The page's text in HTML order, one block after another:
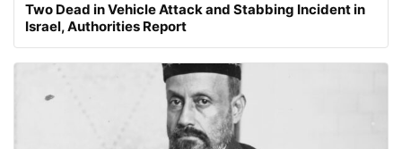
Two Dead in Vehicle Attack and Stabbing Incident in
Israel, Authorities Report